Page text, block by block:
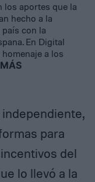
los aportes que la
hecho a la
con la
En Digital
a los
para
del
lo llevó a la